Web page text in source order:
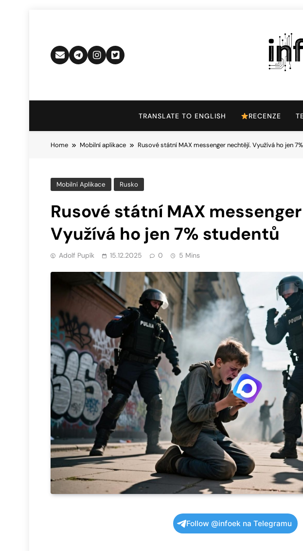
TRANSLATE TO ENGLISH RECENZE
Home Mobilní aplikace Rusové státní MAX messenger nechtějí. Využívá ho jen
Mobilní Aplikace Rusko
Rusové státní MAX
Využívá ho jen 7% studentů
Adolf Pupík 15.12.2025 0 5 Mins
Follow @infoek na Telegramu